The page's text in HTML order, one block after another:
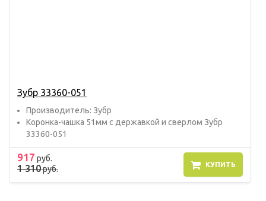
Зубр 33360-051
Прoизвoдитель: Зубр
Коронка-чашка 51мм с державкой и сверлом Зубр
33360-051
917 руб.
1 310руб. КУПИТЬ